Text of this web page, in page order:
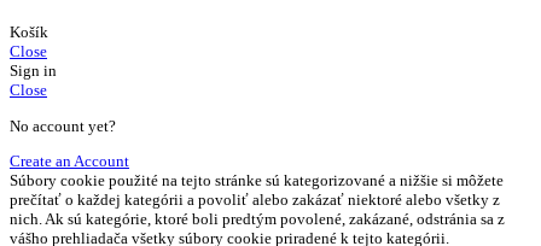
Košík
Close
Sign in
Close
No account yet?
Create an Account
Súbory cookie použité na tejto stránke sú kategorizované a nižšie si môžete
prečítať o každej kategórii a povoliť alebo zakázať niektoré alebo všetky z
nich. Ak sú kategórie, ktoré boli predtým povolené, zakázané, odstránia sa z
vášho prehliadača všetky súbory cookie priradené k tejto kategórii.